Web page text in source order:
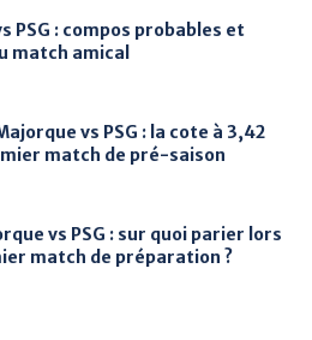
PSG : compos probables et
match amical
vs PSG : la cote à 3,42
match de pré-saison
vs PSG : sur quoi parier lors
match de préparation ?